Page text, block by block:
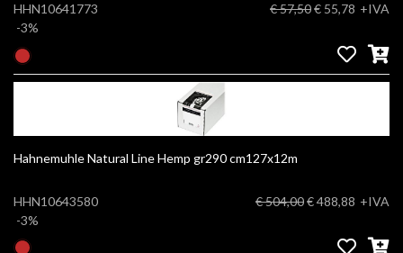
HHN10641773
-3%
€ 57,50€ 55,78 +IVA
Hahnemuhle Natural Line Hemp gr290 cm127x12m
HHN10643580
-3%
€ 504,00€ 488,88 +IVA